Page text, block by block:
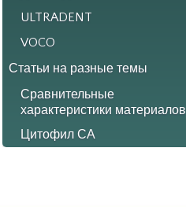
ULTRADENT
VOCO
Статьи на разные темы
Сравнительные
характеристики материалов
Цитофил СА